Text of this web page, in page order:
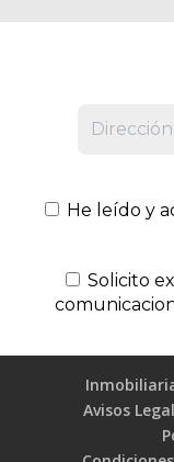
He leído y
Solicito
Avisos